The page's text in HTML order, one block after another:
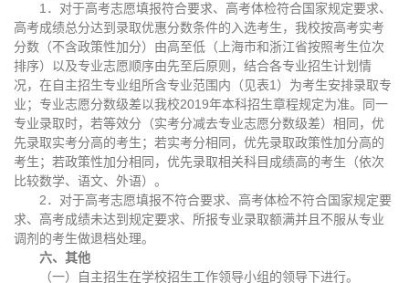
1．对于高考志愿填报符合要求、高考体检符合国家规定要求、
高考成绩总分达到录取优惠分数条件的入选考生，我校按高考实考
分数（不含政策性加分）由高至低（上海市和浙江省按照考生位次
排序）以及专业志愿顺序由先至后原则，结合各专业招生计划情
况，在自主招生专业组所含专业范围内（见表1）为考生安排录取专
业；专业志愿分数级差以我校2019年本科招生章程规定为准。同一
专业录取时，若等效分（实考分减去专业志愿分数级差）相同，优
先录取实考分高的考生；若实考分相同，优先录取政策性加分高的
考生；若政策性加分相同，优先录取相关科目成绩高的考生（依次
比较数学、语文、外语）。
2．对于高考志愿填报不符合要求、高考体检不符合国家规定要
求、高考成绩未达到规定要求、所报专业录取额满并且不服从专业
调剂的考生做退档处理。
六、其他
（一）自主招生在学校招生工作领导小组的领导下进行。